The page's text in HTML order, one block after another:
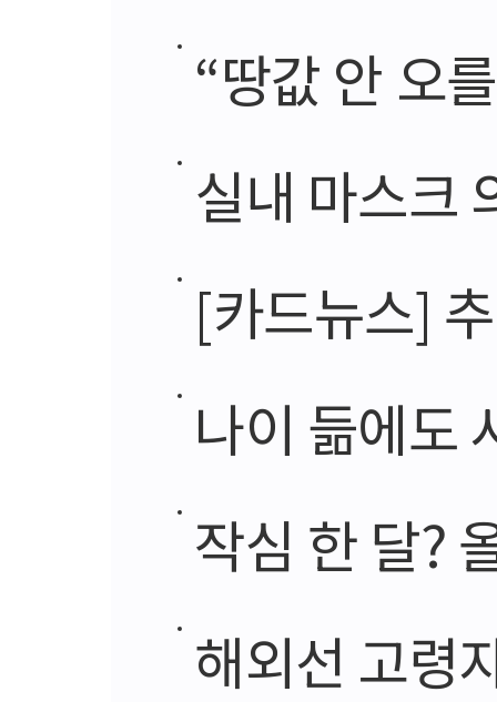
“땅값 안 오
실내 마스크
[카드뉴스] 추
나이 듦에도 사
작심 한 달? 올
해외선 고령